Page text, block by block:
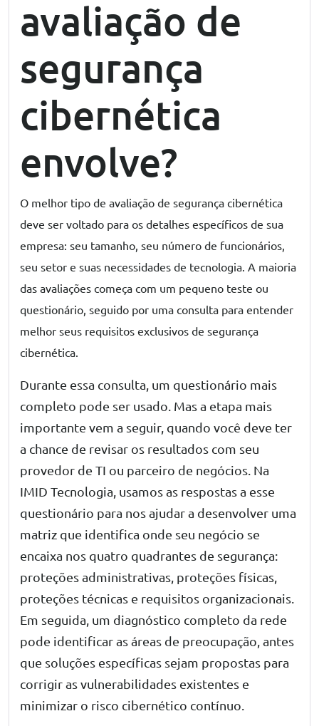
avaliação de
segurança
cibernética
envolve?
O melhor tipo de avaliação de segurança cibernética
deve ser voltado para os detalhes específicos de sua
empresa: seu tamanho, seu número de funcionários,
seu setor e suas necessidades de tecnologia. A maioria
das avaliações começa com um pequeno teste ou
questionário, seguido por uma consulta para entender
melhor seus requisitos exclusivos de segurança
cibernética.
Durante essa consulta, um questionário mais
completo pode ser usado. Mas a etapa mais
importante vem a seguir, quando você deve ter
a chance de revisar os resultados com seu
provedor de TI ou parceiro de negócios. Na
IMID Tecnologia, usamos as respostas a esse
questionário para nos ajudar a desenvolver uma
matriz que identifica onde seu negócio se
encaixa nos quatro quadrantes de segurança:
proteções administrativas, proteções físicas,
proteções técnicas e requisitos organizacionais.
Em seguida, um diagnóstico completo da rede
pode identificar as áreas de preocupação, antes
que soluções específicas sejam propostas para
corrigir as vulnerabilidades existentes e
minimizar o risco cibernético contínuo.